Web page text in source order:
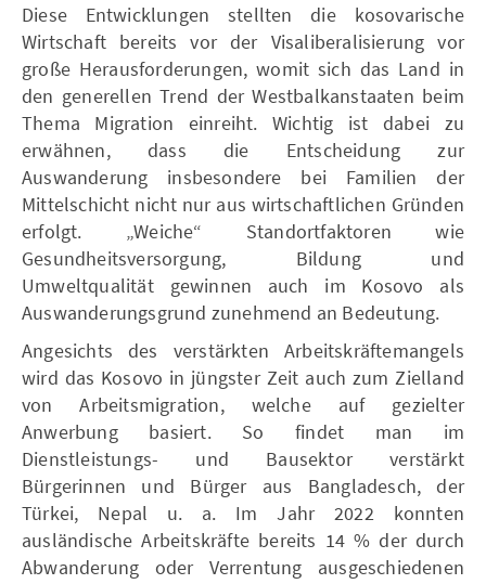
Diese Entwicklungen stellten die kosovarische
Wirtschaft bereits vor der Visaliberalisierung vor
große Herausforderungen, womit sich das Land in
den generellen Trend der Westbalkanstaaten beim
Thema Migration einreiht. Wichtig ist dabei zu
erwähnen, dass die Entscheidung zur
Auswanderung insbesondere bei Familien der
Mittelschicht nicht nur aus wirtschaftlichen Gründen
erfolgt. „Weiche“ Standortfaktoren wie
Gesundheitsversorgung, Bildung und
Umweltqualität gewinnen auch im Kosovo als
Auswanderungsgrund zunehmend an Bedeutung.
Angesichts des verstärkten Arbeitskräftemangels
wird das Kosovo in jüngster Zeit auch zum Zielland
von Arbeitsmigration, welche auf gezielter
Anwerbung basiert. So findet man im
Dienstleistungs- und Bausektor verstärkt
Bürgerinnen und Bürger aus Bangladesch, der
Türkei, Nepal u. a. Im Jahr 2022 konnten
ausländische Arbeitskräfte bereits 14 % der durch
Abwanderung oder Verrentung ausgeschiedenen